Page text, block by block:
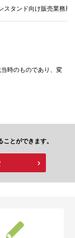
スタンド向け販売業務
時のものであり、変
とができます。